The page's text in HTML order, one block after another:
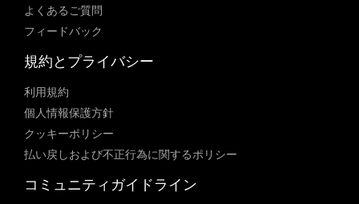
よくあるご質問
フィードバック
規約とプライバシー
利用規約
個人情報保護方針
クッキーポリシー
払い戻しおよび不正行為に関するポリシー
コミュニティガイドライン